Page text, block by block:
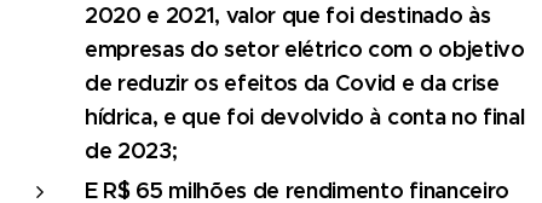
2020 e 2021, valor que foi destinado às
empresas do setor elétrico com o objetivo
de reduzir os efeitos da Covid e da crise
hídrica, e que foi devolvido à conta no final
de 2023;
E R$ 65 milhões de rendimento financeiro